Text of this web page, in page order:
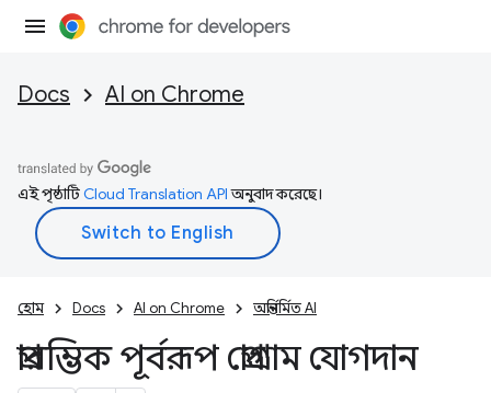
Docs AI on Chrome
এই পৃষ্ঠাটিCloud Translation APIঅনুবাদ করেছে।
হোম Docs AI on Chrome অন্তর্নির্মিত AI
প্রারম্ভিক পূর্বরূপ প্রোগ্রাম যোগদান